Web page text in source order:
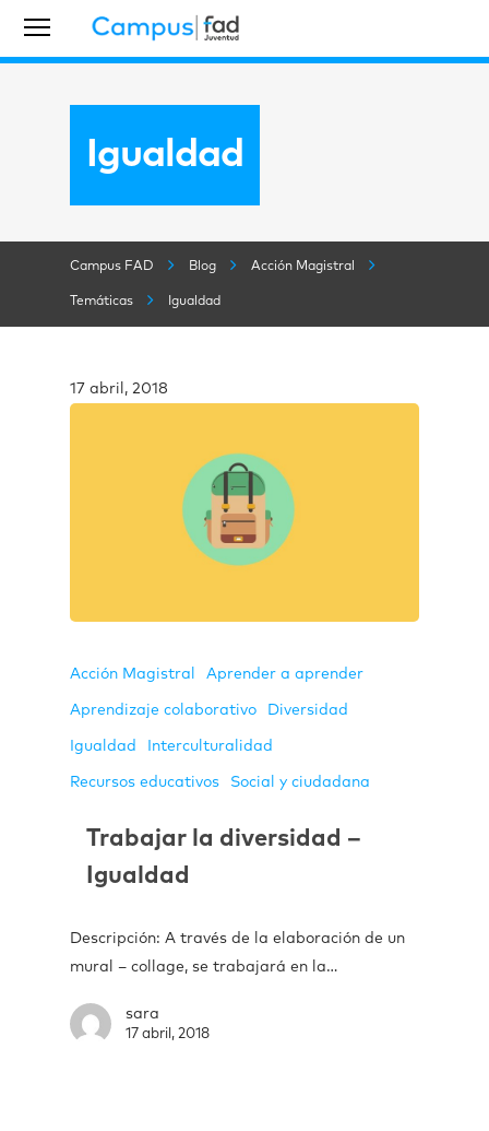
Igualdad
Campus FAD Blog Acción Magistral
Temáticas Igualdad
17 abril, 2018
Acción Magistral Aprender a aprender
Aprendizaje colaborativo Diversidad
Igualdad Interculturalidad
Recursos educativos Social y ciudadana
Trabajar la diversidad –
Igualdad
Descripción: A través de la elaboración de un
mural – collage, se trabajará en la…
sara
17 abril, 2018